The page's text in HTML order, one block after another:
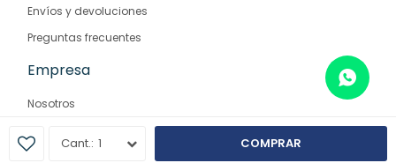
1 COMPRAR
Envíos y devoluciones
Preguntas frecuentes
Empresa
Nosotros